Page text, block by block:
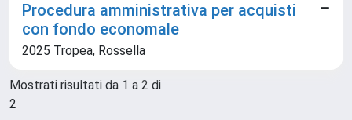
Procedura amministrativa per acquisti
con fondo economale
2025 Tropea, Rossella
Mostrati risultati da 1 a 2 di
2